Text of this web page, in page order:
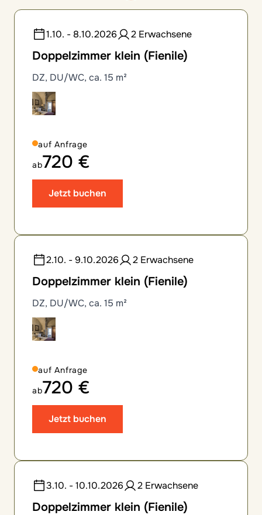
12 Zimmeroptionen gefunden
1.10. - 8.10.2026
2 Erwachsene
Doppelzimmer klein (Fienile)
DZ, DU/WC, ca. 15 m²
auf Anfrage
ab720 €
Jetzt buchen
2.10. - 9.10.2026 2 Erwachsene
Doppelzimmer klein (Fienile)
DZ, DU/WC, ca. 15 m²
auf Anfrage
ab720 €
Jetzt buchen
3.10. - 10.10.2026 2 Erwachsene
Doppelzimmer klein (Fienile)